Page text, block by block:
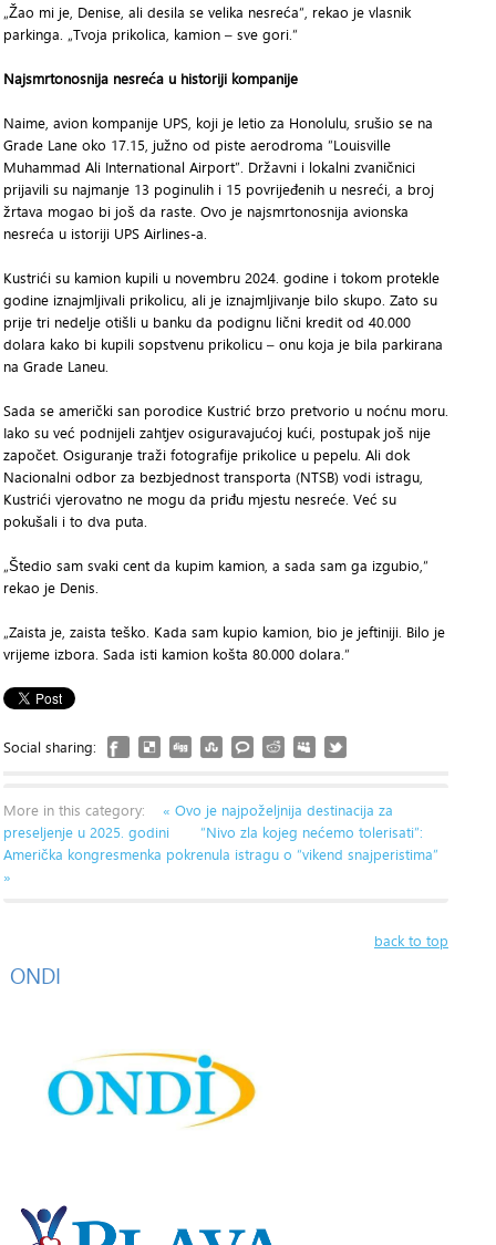
„Žao mi je, Denise, ali desila se velika nesreća“, rekao je vlasnik
parkinga. „Tvoja prikolica, kamion – sve gori.“
Najsmrtonosnija nesreća u historiji kompanije
Naime, avion kompanije UPS, koji je letio za Honolulu, srušio se na
Grade Lane oko 17.15, južno od piste aerodroma “Louisville
Muhammad Ali International Airport”. Državni i lokalni zvaničnici
prijavili su najmanje 13 poginulih i 15 povrijeđenih u nesreći, a broj
žrtava mogao bi još da raste. Ovo je najsmrtonosnija avionska
nesreća u istoriji UPS Airlines-a.
Kustrići su kamion kupili u novembru 2024. godine i tokom protekle
godine iznajmljivali prikolicu, ali je iznajmljivanje bilo skupo. Zato su
prije tri nedelje otišli u banku da podignu lični kredit od 40.000
dolara kako bi kupili sopstvenu prikolicu – onu koja je bila parkirana
na Grade Laneu.
Sada se američki san porodice Kustrić brzo pretvorio u noćnu moru.
Iako su već podnijeli zahtjev osiguravajućoj kući, postupak još nije
započet. Osiguranje traži fotografije prikolice u pepelu. Ali dok
Nacionalni odbor za bezbjednost transporta (NTSB) vodi istragu,
Kustrići vjerovatno ne mogu da priđu mjestu nesreće. Već su
pokušali i to dva puta.
„Štedio sam svaki cent da kupim kamion, a sada sam ga izgubio,“
rekao je Denis.
„Zaista je, zaista teško. Kada sam kupio kamion, bio je jeftiniji. Bilo je
vrijeme izbora. Sada isti kamion košta 80.000 dolara.“
Social sharing:
More in this category:
« Ovo je najpoželjnija destinacija za
preseljenje u 2025. godini
“Nivo zla kojeg nećemo tolerisati”:
Američka kongresmenka pokrenula istragu o “vikend snajperistima”
»
back to top
ONDI